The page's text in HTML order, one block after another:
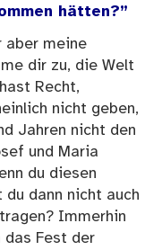
hätten?”
aber meine
dir zu, die Welt
Recht,
nicht geben,
Jahren nicht den
und Maria
du diesen
dann nicht auch
Immerhin
das Fest der